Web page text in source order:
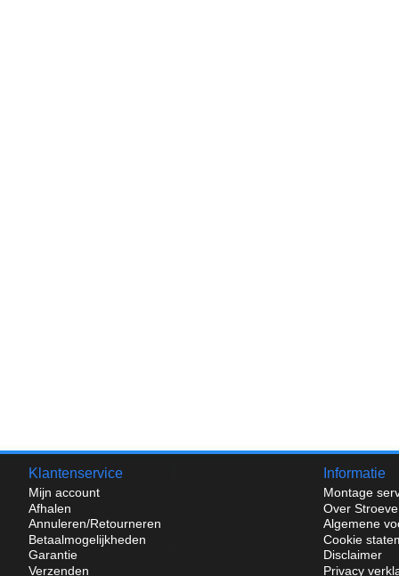
Klantenservice
Mijn account
Afhalen
Annuleren/Retourneren
Betaalmogelijkheden
Garantie
Verzenden
Informatie
Montage
Over
Algemene
Cookie
Disclaimer
Privacy